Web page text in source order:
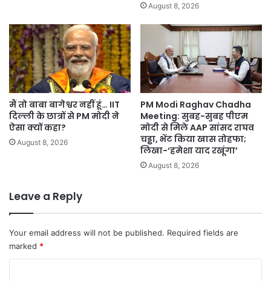
August 8, 2026
मैं तो बाबा बागेश्वर नहीं हूं… IIT
दिल्ली के छात्रों से PM मोदी ने
ऐसा क्यों कहा?
August 8, 2026
PM Modi Raghav Chadha
Meeting: सुबह-सुबह पीएम
मोदी से मिले AAP सांसद राघव
चड्ढा, भेंट किया खास तोहफा;
लिखा-‘हमेशा याद रखूंगा’
August 8, 2026
Leave a Reply
Your email address will not be published. Required fields are
marked *